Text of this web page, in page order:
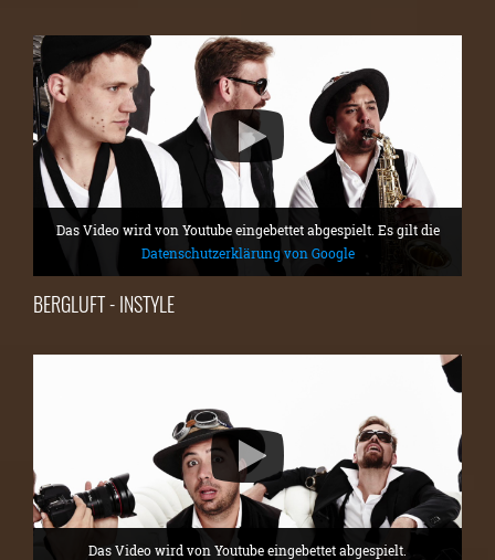
Das Video wird von Youtube eingebettet abgespielt. Es gilt die
Datenschutzerklärung von Google
BERGLUFT - INSTYLE
Das Video wird von Youtube eingebettet abgespielt.